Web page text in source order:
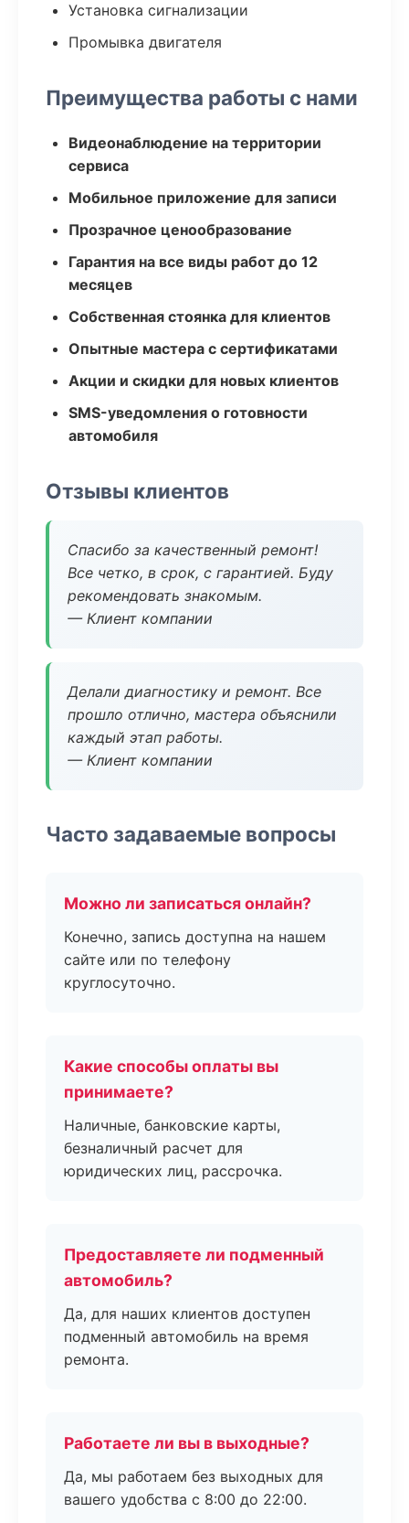
Установка сигнализации
Промывка двигателя
Преимущества работы с нами
Видеонаблюдение на территории
сервиса
Мобильное приложение для записи
Прозрачное ценообразование
Гарантия на все виды работ до 12
месяцев
Собственная стоянка для клиентов
Опытные мастера с сертификатами
Акции и скидки для новых клиентов
SMS-уведомления о готовности
автомобиля
Отзывы клиентов
Спасибо за качественный ремонт!
Все четко, в срок, с гарантией. Буду
рекомендовать знакомым.
— Клиент компании
Делали диагностику и ремонт. Все
прошло отлично, мастера объяснили
каждый этап работы.
— Клиент компании
Часто задаваемые вопросы
Можно ли записаться онлайн?
Конечно, запись доступна на нашем
сайте или по телефону
круглосуточно.
Какие способы оплаты вы
принимаете?
Наличные, банковские карты,
безналичный расчет для
юридических лиц, рассрочка.
Предоставляете ли подменный
автомобиль?
Да, для наших клиентов доступен
подменный автомобиль на время
ремонта.
Работаете ли вы в выходные?
Да, мы работаем без выходных для
вашего удобства с 8:00 до 22:00.